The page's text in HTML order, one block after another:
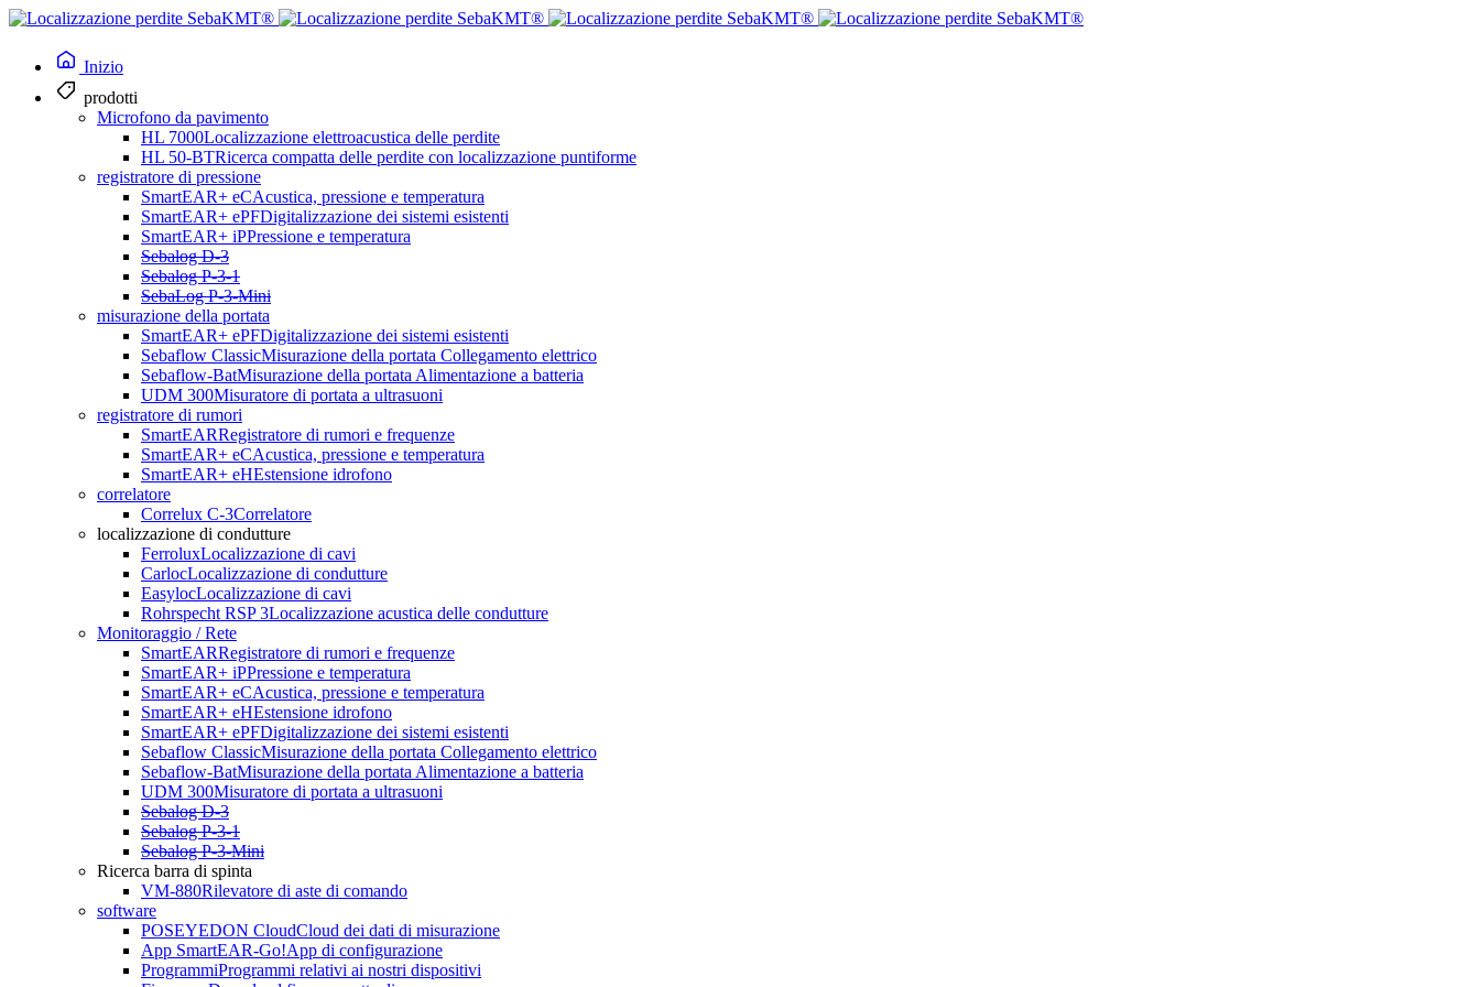
Inizio
prodotti
Microfono da pavimento
HL 7000Localizzazione elettroacustica delle perdite
HL 50-BTRicerca compatta delle perdite con localizzazione puntiforme
registratore di pressione
SmartEAR+ eCAcustica, pressione e temperatura
SmartEAR+ ePFDigitalizzazione dei sistemi esistenti
SmartEAR+ iPPressione e temperatura
Sebalog D-3
Sebalog P-3-1
SebaLog P-3-Mini
misurazione della portata
SmartEAR+ ePFDigitalizzazione dei sistemi esistenti
Sebaflow ClassicMisurazione della portata Collegamento elettrico
Sebaflow-BatMisurazione della portata Alimentazione a batteria
UDM 300Misuratore di portata a ultrasuoni
registratore di rumori
SmartEARRegistratore di rumori e frequenze
SmartEAR+ eCAcustica, pressione e temperatura
SmartEAR+ eHEstensione idrofono
correlatore
Correlux C-3Correlatore
localizzazione di condutture
FerroluxLocalizzazione di cavi
CarlocLocalizzazione di condutture
EasylocLocalizzazione di cavi
Rohrspecht RSP 3Localizzazione acustica delle condutture
Monitoraggio / Rete
SmartEARRegistratore di rumori e frequenze
SmartEAR+ iPPressione e temperatura
SmartEAR+ eCAcustica, pressione e temperatura
SmartEAR+ eHEstensione idrofono
SmartEAR+ ePFDigitalizzazione dei sistemi esistenti
Sebaflow ClassicMisurazione della portata Collegamento elettrico
Sebaflow-BatMisurazione della portata Alimentazione a batteria
UDM 300Misuratore di portata a ultrasuoni
Sebalog D-3
Sebalog P-3-1
Sebalog P-3-Mini
Ricerca barra di spinta
VM-880Rilevatore di aste di comando
software
POSEYEDON CloudCloud dei dati di misurazione
App SmartEAR-Go!App di configurazione
ProgrammiProgrammi relativi ai nostri dispositivi